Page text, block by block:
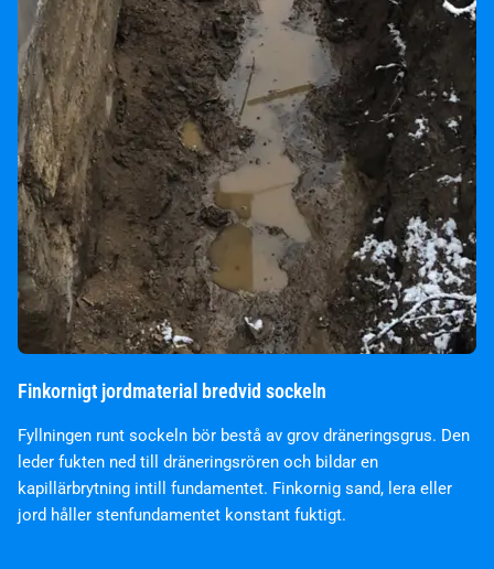
Finkornigt jordmaterial bredvid sockeln
Fyllningen runt sockeln bör bestå av grov dräneringsgrus. Den
leder fukten ned till dräneringsrören och bildar en
kapillärbrytning intill fundamentet. Finkornig sand, lera eller
jord håller stenfundamentet konstant fuktigt.